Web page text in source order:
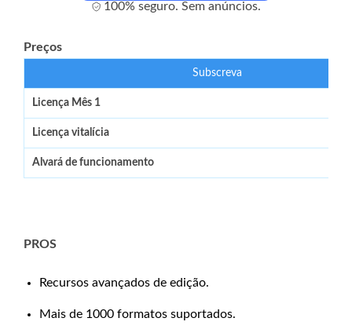
100% seguro. Sem anúncios.
Preços
Subscreva
Licença Mês 1
Licença vitalícia
Alvará de funcionamento
PROS
Recursos avançados de edição.
Mais de 1000 formatos suportados.